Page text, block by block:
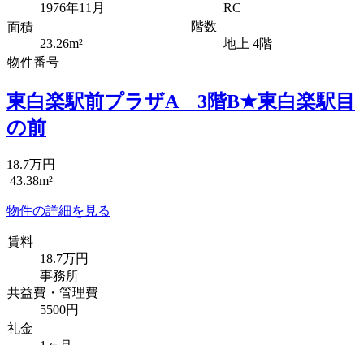
1976年11月
RC
面積
23.26m²
階数
地上 4階
物件番号
東白楽駅前プラザA 3階B★東白楽駅目
の前
18.7万円
43.38m²
物件の詳細を見る
賃料
18.7万円
事務所
共益費・管理費
5500円
礼金